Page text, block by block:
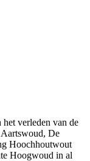
verleden van de
De
Hoochhoutwout
Hoogwoud in al